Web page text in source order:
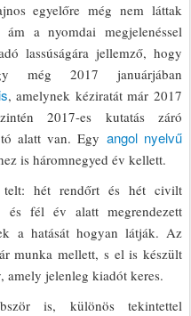
egyelőre még nem láttak
a nyomdai megjelenéssel
lassúságára jellemző, hogy
még 2017 januárjában
, amelynek kéziratát már 2017
2017-es kutatás záró
alatt van. Egy angol nyelvű
is háromnegyed év kellett.
telt: hét rendőrt és hét civilt
fél év alatt megrendezett
a hatását hogyan látják. Az
munka mellett, s el is készült
amely jelenleg kiadót keres.
is, különös tekintettel